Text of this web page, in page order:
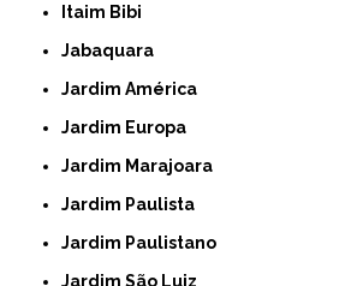
Itaim Bibi
Jabaquara
Jardim América
Jardim Europa
Jardim Marajoara
Jardim Paulista
Jardim Paulistano
Jardim São Luiz